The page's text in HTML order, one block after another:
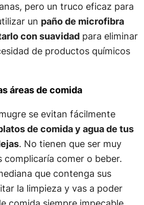
pero un truco eficaz para
un paño de microfibra
con suavidadpara eliminar
de productos químicos
áreas de comida
se evitan fácilmente
de comida y agua de tus
. No tienen que ser muy
complicaría comer o beber.
que contenga sus
la limpieza y vas a poder